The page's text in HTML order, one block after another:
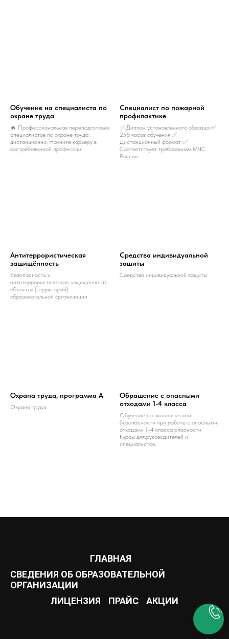
Обучение на специалиста по
охране труда
🔥 Профессиональная переподготовка
специалистов по охране труда
дистанционно. Начните карьеру в
востребованной профессии!
Специалист по пожарной
профилактике
✅ Диплом установленного образца ✅
256 часов обучения ✅
Дистанционный формат ✅
Соответствует требованиям МЧС
России
Антитеррористическая
защищённость
Безопасность и
антитеррористическая защищенность
объектов (территорий)
образовательной организации
Средства индивидуальной
защиты
Средства индивидуальной защиты
Охрана труда, программа А
Охрана труда
Обращение с опасными
отходами 1-4 класса
Обучение по экологической
безопасности при работе с опасными
отходами 1-4 класса опасности.
Курсы для руководителей и
специалистов.
ГЛАВНАЯ
СВЕДЕНИЯ ОБ ОБРАЗОВАТЕЛЬНОЙ
ОРГАНИЗАЦИИ
ЛИЦЕНЗИЯ
ПРАЙС АКЦИИ